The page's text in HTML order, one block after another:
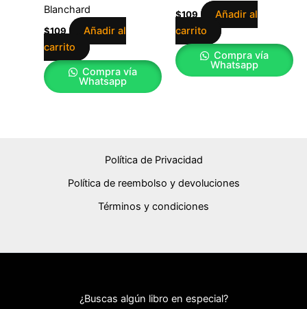
Blanchard
$109
Añadir al
carrito
Compra vía
Whatsapp
$109
Añadir al
carrito
Compra vía
Whatsapp
Política de Privacidad
Política de reembolso y devoluciones
Términos y condiciones
¿Buscas algún libro en especial?